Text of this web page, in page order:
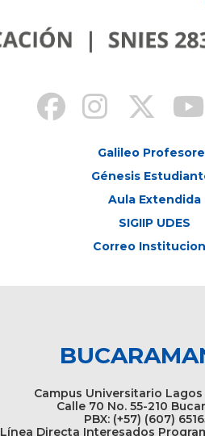
Galileo
Génesis
Aula Extendida
SIGIIP UDES
Correo
Campus Universitario
Calle 70 No. 55-210
PBX: (+57) (607)
Línea Directa Interesados